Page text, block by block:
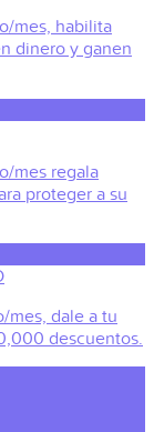
mes, habilita
dinero y ganen
mes regala
proteger a su
mes, dale a tu
descuentos.